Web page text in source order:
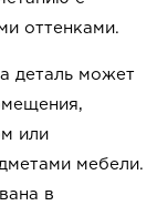
оттенками.
деталь может
или
мебели.
в